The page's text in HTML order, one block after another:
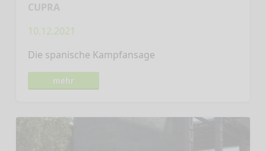
CUPRA
10.12.2021
Die spanische Kampfansage
mehr